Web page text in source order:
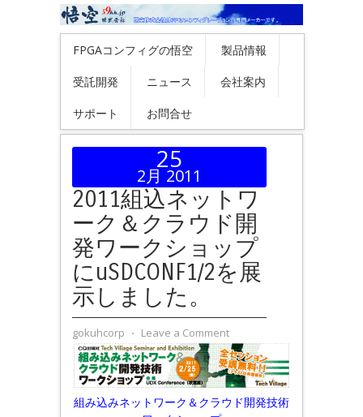
FPGAコンフィグの悟空 製品情報
受託開発 ニュース 会社案内
サポート お問合せ
25
2月 2011
2011組込ネットワ
ーク＆クラウド開
発ワークショップ
にuSDCONF1/2を展
示しました。
gokuhcorp ⋅ Leave a Comment
組み込みネットワーク＆クラウド開発技術